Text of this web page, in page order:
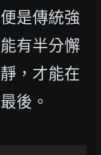
是傳統強
有半分懈
，才能在
後。